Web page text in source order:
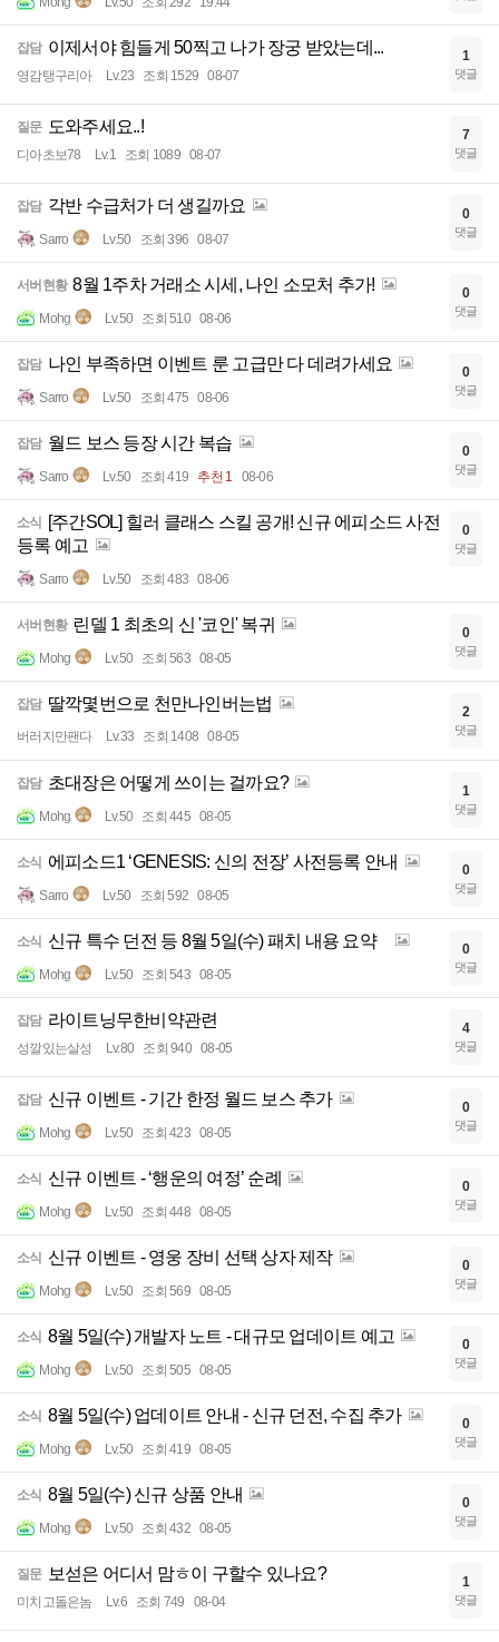
잡담 이제서야 힘들게 50찍고 나가 장궁 받았는데...
영감탱구리아 Lv.23 조회 1529 08-07
1
댓글
질문 도와주세요..!
디아초보78 Lv.1 조회 1089 08-07
7
댓글
잡담 각반 수급처가 더 생길까요
Sarro Lv.50 조회 396 08-07
0
댓글
서버현황 8월 1주차 거래소 시세, 나인 소모처 추가!
Mohg Lv.50 조회 510 08-06
0
댓글
잡담 나인 부족하면 이벤트 룬 고급만 다 데려가세요
Sarro Lv.50 조회 475 08-06
0
댓글
잡담 월드 보스 등장 시간 복습
Sarro Lv.50 조회 419 추천 1 08-06
0
댓글
소식
[주간SOL] 힐러 클래스 스킬 공개! 신규 에피소드 사전
등록 예고
Sarro Lv.50 조회 483 08-06
0
댓글
서버현황 린델 1 최초의 신 '코인' 복귀
Mohg Lv.50 조회 563 08-05
0
댓글
잡담 딸깍몇번으로 천만나인버는법
버러지만팬다 Lv.33 조회 1408 08-05
2
댓글
잡담 초대장은 어떻게 쓰이는 걸까요?
Mohg Lv.50 조회 445 08-05
1
댓글
소식 에피소드1 ‘GENESIS: 신의 전장’ 사전등록 안내
Sarro Lv.50 조회 592 08-05
0
댓글
소식 신규 특수 던전 등 8월 5일(수) 패치 내용 요약
Mohg Lv.50 조회 543 08-05
0
댓글
잡담 라이트닝무한비약관련
성깔있는살성 Lv.80 조회 940 08-05
4
댓글
잡담 신규 이벤트 - 기간 한정 월드 보스 추가
Mohg Lv.50 조회 423 08-05
0
댓글
소식 신규 이벤트 - ‘행운의 여정’ 순례
Mohg Lv.50 조회 448 08-05
0
댓글
소식 신규 이벤트 - 영웅 장비 선택 상자 제작
Mohg Lv.50 조회 569 08-05
0
댓글
소식 8월 5일(수) 개발자 노트 - 대규모 업데이트 예고
Mohg Lv.50 조회 505 08-05
0
댓글
소식 8월 5일(수) 업데이트 안내 - 신규 던전, 수집 추가
Mohg Lv.50 조회 419 08-05
0
댓글
소식 8월 5일(수) 신규 상품 안내
Mohg Lv.50 조회 432 08-05
0
댓글
질문 보섣은 어디서 맘ㅎ이 구할수 있나요?
미치고돌은놈 Lv.6 조회 749 08-04
1
댓글